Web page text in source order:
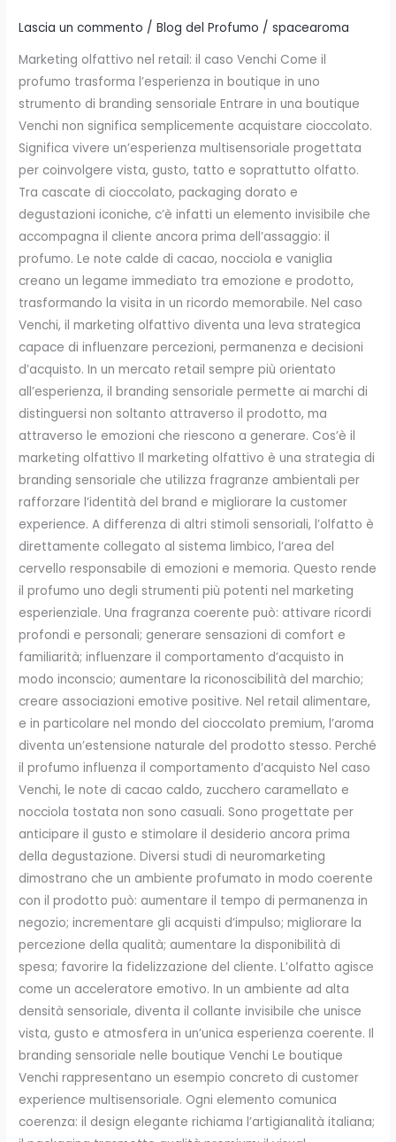
Lascia un commento /Blog del Profumo /spacearoma
Marketing olfattivo nel retail: il caso Venchi Come il
profumo trasforma l’esperienza in boutique in uno
strumento di branding sensoriale Entrare in una boutique
Venchi non significa semplicemente acquistare cioccolato.
Significa vivere un’esperienza multisensoriale progettata
per coinvolgere vista, gusto, tatto e soprattutto olfatto.
Tra cascate di cioccolato, packaging dorato e
degustazioni iconiche, c’è infatti un elemento invisibile che
accompagna il cliente ancora prima dell’assaggio: il
profumo. Le note calde di cacao, nocciola e vaniglia
creano un legame immediato tra emozione e prodotto,
trasformando la visita in un ricordo memorabile. Nel caso
Venchi, il marketing olfattivo diventa una leva strategica
capace di influenzare percezioni, permanenza e decisioni
d’acquisto. In un mercato retail sempre più orientato
all’esperienza, il branding sensoriale permette ai marchi di
distinguersi non soltanto attraverso il prodotto, ma
attraverso le emozioni che riescono a generare. Cos’è il
marketing olfattivo Il marketing olfattivo è una strategia di
branding sensoriale che utilizza fragranze ambientali per
rafforzare l’identità del brand e migliorare la customer
experience. A differenza di altri stimoli sensoriali, l’olfatto è
direttamente collegato al sistema limbico, l’area del
cervello responsabile di emozioni e memoria. Questo rende
il profumo uno degli strumenti più potenti nel marketing
esperienziale. Una fragranza coerente può: attivare ricordi
profondi e personali; generare sensazioni di comfort e
familiarità; influenzare il comportamento d’acquisto in
modo inconscio; aumentare la riconoscibilità del marchio;
creare associazioni emotive positive. Nel retail alimentare,
e in particolare nel mondo del cioccolato premium, l’aroma
diventa un’estensione naturale del prodotto stesso. Perché
il profumo influenza il comportamento d’acquisto Nel caso
Venchi, le note di cacao caldo, zucchero caramellato e
nocciola tostata non sono casuali. Sono progettate per
anticipare il gusto e stimolare il desiderio ancora prima
della degustazione. Diversi studi di neuromarketing
dimostrano che un ambiente profumato in modo coerente
con il prodotto può: aumentare il tempo di permanenza in
negozio; incrementare gli acquisti d’impulso; migliorare la
percezione della qualità; aumentare la disponibilità di
spesa; favorire la fidelizzazione del cliente. L’olfatto agisce
come un acceleratore emotivo. In un ambiente ad alta
densità sensoriale, diventa il collante invisibile che unisce
vista, gusto e atmosfera in un’unica esperienza coerente. Il
branding sensoriale nelle boutique Venchi Le boutique
Venchi rappresentano un esempio concreto di customer
experience multisensoriale. Ogni elemento comunica
coerenza: il design elegante richiama l’artigianalità italiana;